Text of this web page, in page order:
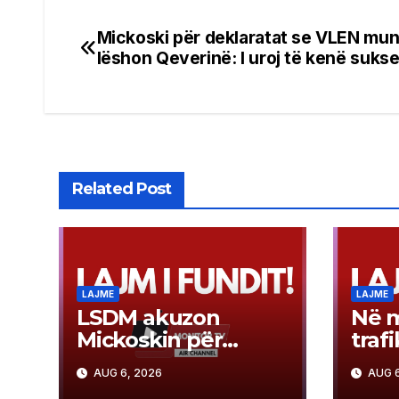
Post
Mickoski për deklaratat se VLEN
lëshon Qeverinë: I uroj të kenë
Related Post
LAJME
LSDM akuzon
Mickoskin për
bisedime “nën
radar” me BE-në
AUG 6, 2026
LAJME
Në
AUG